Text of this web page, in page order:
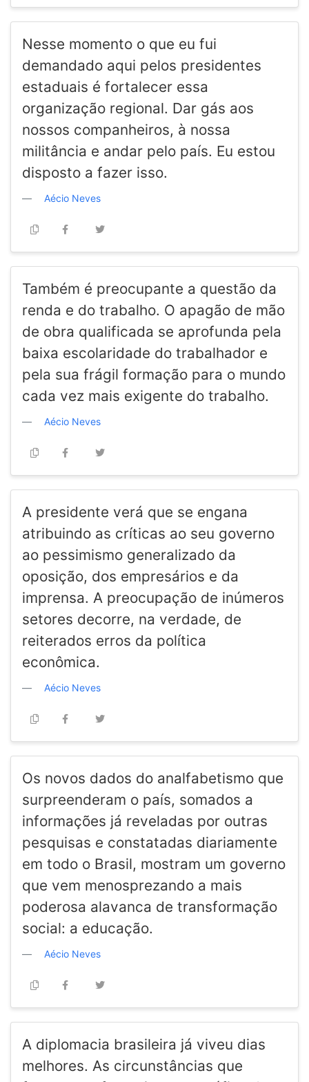
Nesse momento o que eu fui
demandado aqui pelos presidentes
estaduais é fortalecer essa
organização regional. Dar gás aos
nossos companheiros, à nossa
militância e andar pelo país. Eu estou
disposto a fazer isso.
Aécio Neves
Também é preocupante a questão da
renda e do trabalho. O apagão de mão
de obra qualificada se aprofunda pela
baixa escolaridade do trabalhador e
pela sua frágil formação para o mundo
cada vez mais exigente do trabalho.
Aécio Neves
A presidente verá que se engana
atribuindo as críticas ao seu governo
ao pessimismo generalizado da
oposição, dos empresários e da
imprensa. A preocupação de inúmeros
setores decorre, na verdade, de
reiterados erros da política
econômica.
Aécio Neves
Os novos dados do analfabetismo que
surpreenderam o país, somados a
informações já reveladas por outras
pesquisas e constatadas diariamente
em todo o Brasil, mostram um governo
que vem menosprezando a mais
poderosa alavanca de transformação
social: a educação.
Aécio Neves
A diplomacia brasileira já viveu dias
melhores. As circunstâncias que